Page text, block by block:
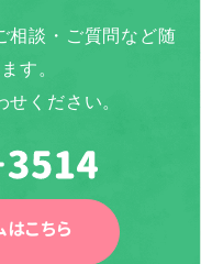
相談・ご質問など随
す。
ください。
こちら